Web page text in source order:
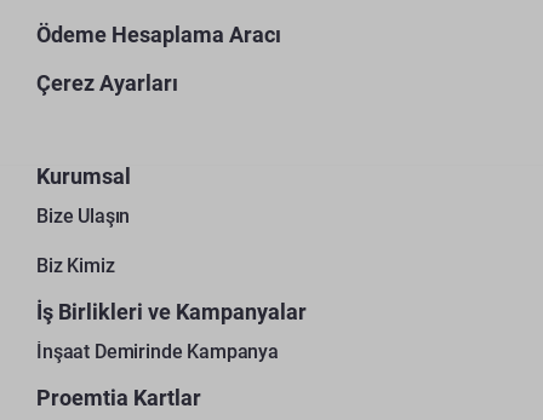
Ödeme Hesaplama Aracı
Çerez Ayarları
Kurumsal
Bize Ulaşın
Biz Kimiz
İş Birlikleri ve Kampanyalar
İnşaat Demirinde Kampanya
Proemtia Kartlar